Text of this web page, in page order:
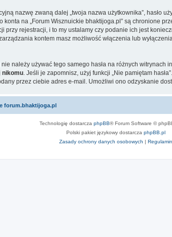
nazwę zwaną dalej „twoja nazwa użytkownika”, hasło
na „Forum Wisznuickie bhaktijoga.pl” są chronione
przy rejestracji, i to my ustalamy czy podanie ich jest
kontem masz możliwość włączenia lub
należy używać tego samego hasła na różnych witrynach
nikomu . Jeśli je zapomnisz, użyj funkcji „Nie pamiętam
przez ciebie adres e-mail. Umożliwi ono odzyskanie
forum.bhaktijoga.pl
Technologię dostarcza phpBB® Forum Software ©
Polski pakiet językowy dostarcza phpBB.pl
Zasady ochrony danych osobowych | Regulamin